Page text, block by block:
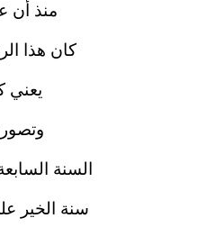
منذ أن
كان هذا
السنة
سنة الخير